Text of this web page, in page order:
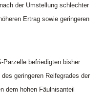
der Umstellung schlechter
Ertrag sowie geringeren
Parzelle befriedigten bisher
geringeren Reifegrades der
dem hohen Fäulnisanteil